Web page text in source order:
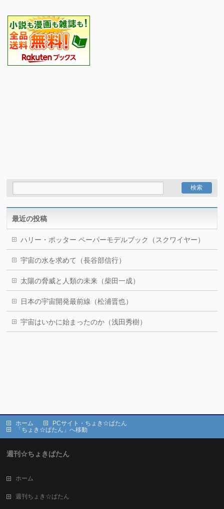
最近の投稿
ハリー・ポッター ペーパーモデルブック（スクワイヤー）
宇宙の水を求めて（長谷部信行）
太陽の脅威と人類の未来（柴田一成）
日本の宇宙開発最前線（松浦晋也）
宇宙はいかに始まったのか（浅田秀樹）
ホーム
PCサイト・ちょき☆ぱたん
「ちょき☆ぱたん」へ移動
週刊☆ちょきぱたん
ホーム
週刊ちょき☆ぱたん